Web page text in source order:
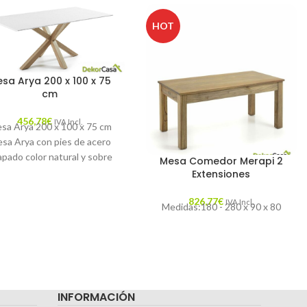
Arya 200 x 100 x 75
cm
456,78€ IVA Incl.
Arya 200 x 100 x 75 cm
Arya con pies de acero
color natural y sobre
HOT
Mesa Comedor Merapi 2
Extensiones
826,77€ IVA Incl.
Medidas:180 - 280 x 90 x 80
INFORMACIÓN